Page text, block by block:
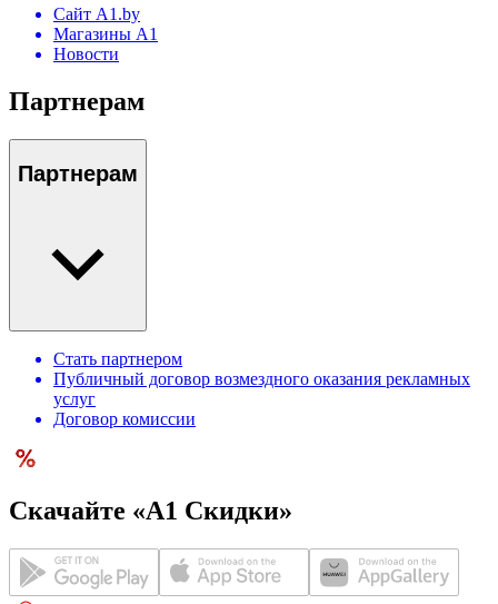
Сайт A1.by
Магазины А1
Новости
Партнерам
Партнерам
Стать партнером
Публичный договор возмездного оказания рекламных
услуг
Договор комиссии
Скачайте «А1 Скидки»